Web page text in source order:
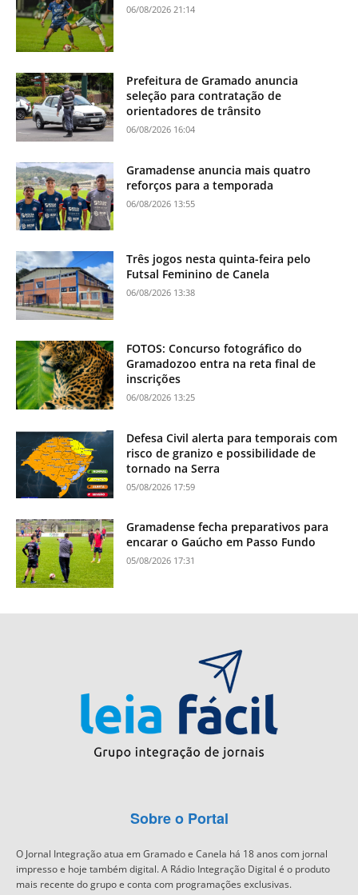
06/08/2026 21:14
Prefeitura de Gramado anuncia
seleção para contratação de
orientadores de trânsito
06/08/2026 16:04
Gramadense anuncia mais quatro
reforços para a temporada
06/08/2026 13:55
Três jogos nesta quinta-feira pelo
Futsal Feminino de Canela
06/08/2026 13:38
FOTOS: Concurso fotográfico do
Gramadozoo entra na reta final de
inscrições
06/08/2026 13:25
Defesa Civil alerta para temporais com
risco de granizo e possibilidade de
tornado na Serra
05/08/2026 17:59
Gramadense fecha preparativos para
encarar o Gaúcho em Passo Fundo
05/08/2026 17:31
Sobre o Portal
O Jornal Integração atua em Gramado e Canela há 18 anos com jornal
impresso e hoje também digital. A Rádio Integração Digital é o produto
mais recente do grupo e conta com programações exclusivas.